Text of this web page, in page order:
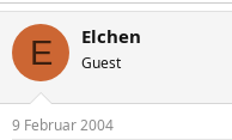
E Elchen
Guest
9 Februar 2004